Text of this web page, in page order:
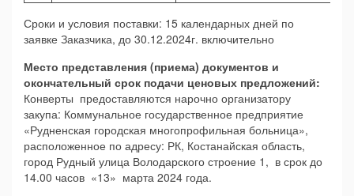
Сроки и условия поставки: 15 календарных дней по
заявке Заказчика, до 30.12.2024г. включительно
Место представления (приема) документов и
окончательный срок подачи ценовых предложений:
Конверты предоставляются нарочно организатору
закупа: Коммунальное государственное предприятие
«Рудненская городская многопрофильная больница»,
расположенное по адресу: РК, Костанайская область,
город Рудный улица Володарского строение 1, в срок до
14.00 часов «13» марта 2024 года.